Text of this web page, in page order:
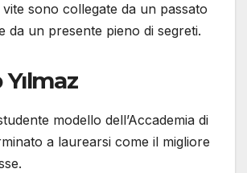
sono collegate da un passato
da un presente pieno di segreti.
modello dell’Accademia di
a laurearsi come il migliore